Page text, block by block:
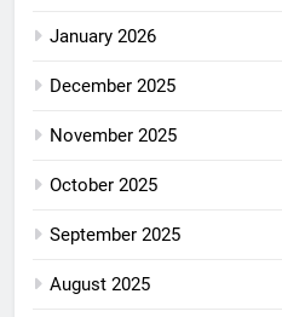
January 2026
December 2025
November 2025
October 2025
September 2025
August 2025